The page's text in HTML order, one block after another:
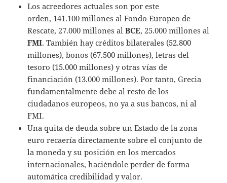
Los acreedores actuales son por este
orden, 141.100 millones al Fondo Europeo de
Rescate, 27.000 millones alBCE, 25.000 millones al
FMI. También hay créditos bilaterales (52.800
millones), bonos (67.500 millones), letras del
tesoro (15.000 millones) y otras vías de
financiación (13.000 millones). Por tanto, Grecia
fundamentalmente debe al resto de los
ciudadanos europeos, no ya a sus bancos, ni al
FMI.
Una quita de deuda sobre un Estado de la zona
euro recaería directamente sobre el conjunto de
la moneda y su posición en los mercados
internacionales, haciéndole perder de forma
automática credibilidad y valor.